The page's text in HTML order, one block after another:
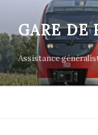
contenu
principal
GARE DE
Assistance